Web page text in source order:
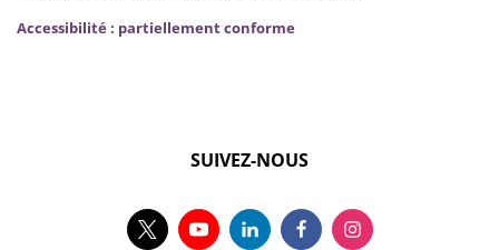
Accessibilité : partiellement conforme
SUIVEZ-NOUS